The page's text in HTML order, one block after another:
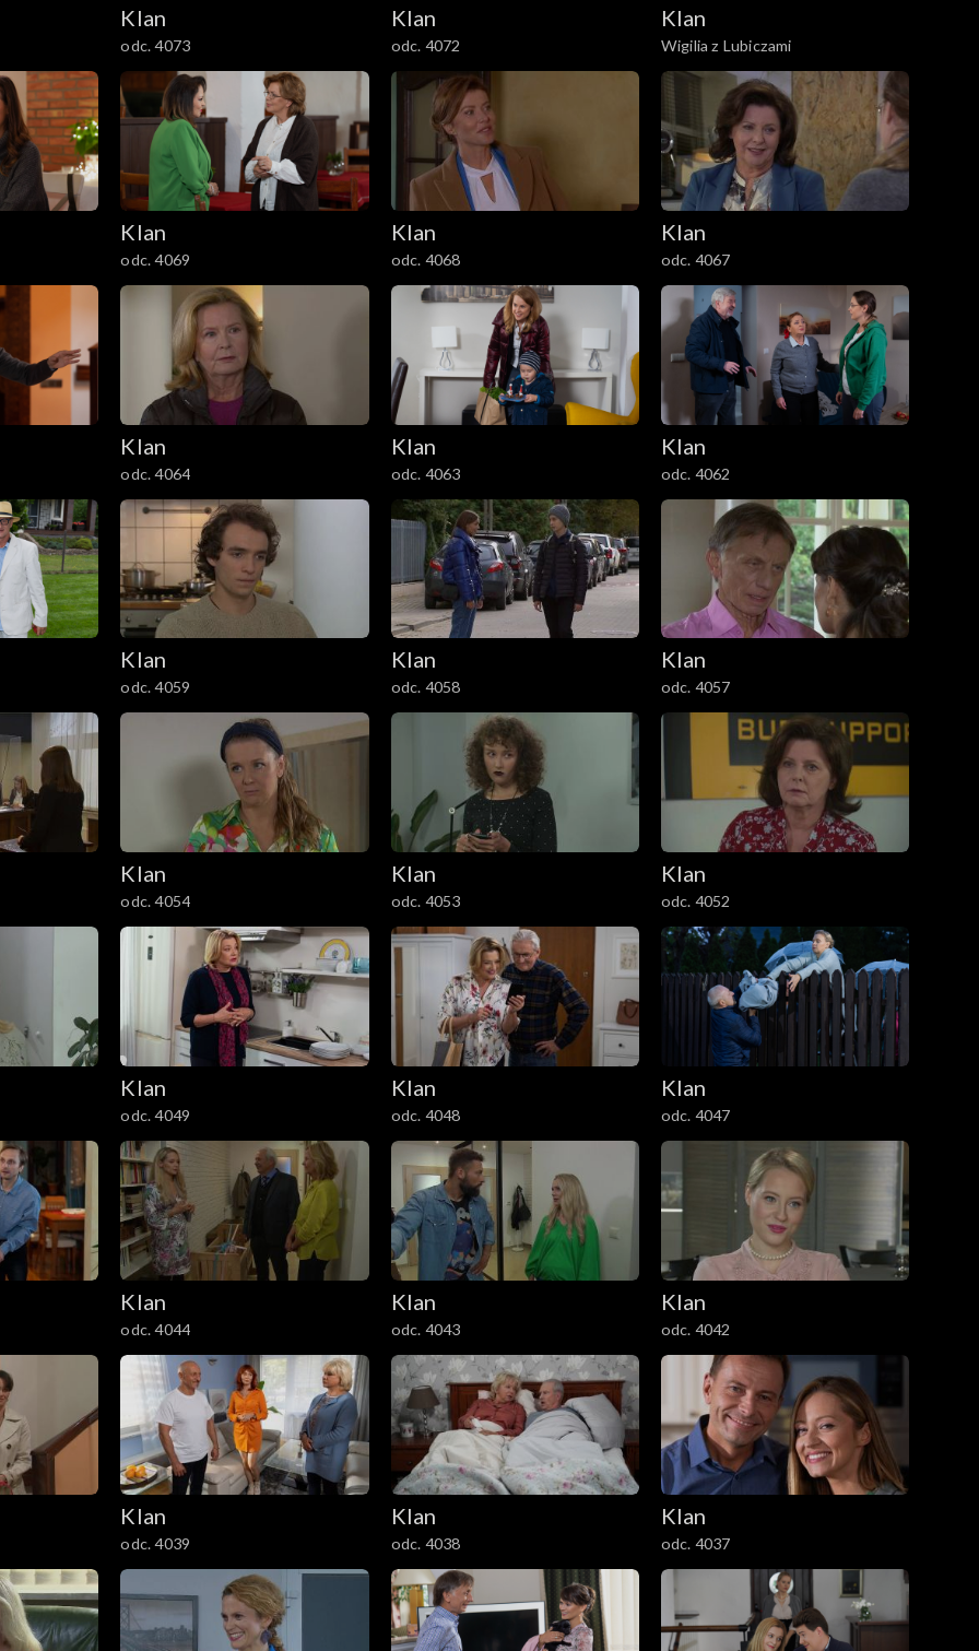
Klan
odc. 4073
Klan
odc. 4072
Klan
Wigilia z Lubiczami
Klan
odc. 4069
Klan
odc. 4068
Klan
odc. 4067
Klan
odc. 4064
Klan
odc. 4063
Klan
odc. 4062
Klan
odc. 4059
Klan
odc. 4058
Klan
odc. 4057
Klan
odc. 4054
Klan
odc. 4053
Klan
odc. 4052
Klan
odc. 4049
Klan
odc. 4048
Klan
odc. 4047
Klan
odc. 4044
Klan
odc. 4043
Klan
odc. 4042
Klan
odc. 4039
Klan
odc. 4038
Klan
odc. 4037